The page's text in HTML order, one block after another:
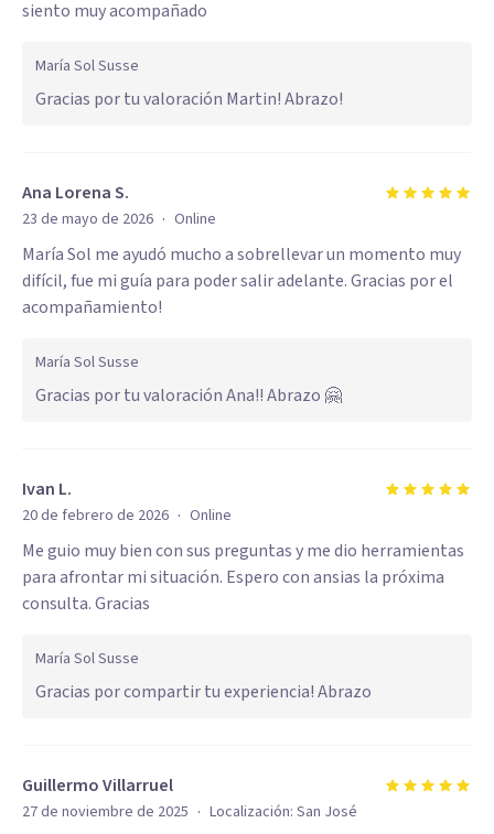
siento muy acompañado
María Sol Susse
Gracias por tu valoración Martin! Abrazo!
Ana Lorena S.
23 de mayo de 2026 · Online
María Sol me ayudó mucho a sobrellevar un momento muy
difícil, fue mi guía para poder salir adelante. Gracias por el
acompañamiento!
María Sol Susse
Gracias por tu valoración Ana!! Abrazo 🤗
Ivan L.
20 de febrero de 2026 · Online
Me guio muy bien con sus preguntas y me dio herramientas
para afrontar mi situación. Espero con ansias la próxima
consulta. Gracias
María Sol Susse
Gracias por compartir tu experiencia! Abrazo
Guillermo Villarruel
27 de noviembre de 2025 · Localización: San José